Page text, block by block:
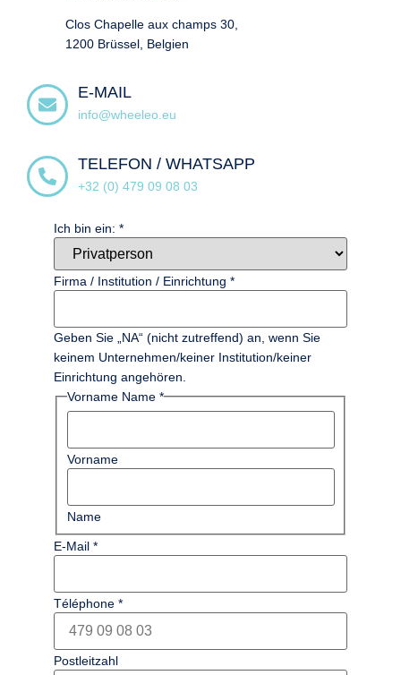
Clos Chapelle aux champs 30,
1200 Brüssel, Belgien
E-MAIL
info@wheeleo.eu
TELEFON / WHATSAPP
+32 (0) 479 09 08 03
Ich bin ein: *
Firma / Institution / Einrichtung *
Geben Sie „NA“ (nicht zutreffend) an, wenn Sie
keinem Unternehmen/keiner Institution/keiner
Einrichtung angehören.
Vorname Name *
Vorname
Name
E-Mail *
Téléphone *
Postleitzahl